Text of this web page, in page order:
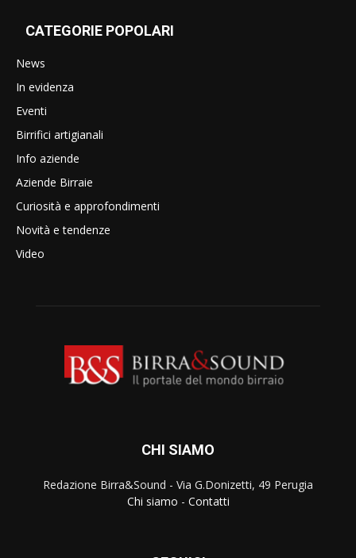
CATEGORIE POPOLARI
News
In evidenza
Eventi
Birrifici artigianali
Info aziende
Aziende Birraie
Curiosità e approfondimenti
Novità e tendenze
Video
CHI SIAMO
Redazione Birra&Sound - Via G.Donizetti, 49 Perugia
Chi siamo - Contatti